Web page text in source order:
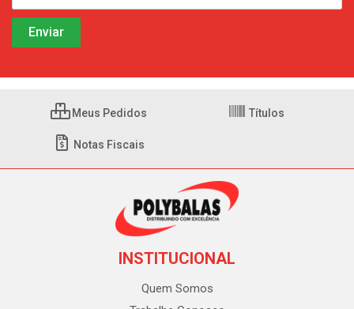
Meus Pedidos Títulos
Notas Fiscais
INSTITUCIONAL
Quem Somos